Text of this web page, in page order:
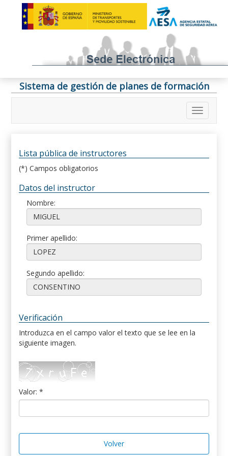
Sistema de gestión de planes de formación
Lista pública de instructores
(*) Campos obligatorios
Datos del instructor
Nombre:
Primer apellido:
Segundo apellido:
Verificación
Introduzca en el campo valor el texto que se lee en la
siguiente imagen.
Valor: *
Volver